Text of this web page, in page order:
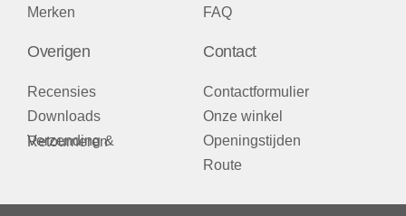
Merken
FAQ
Overigen
Recensies
Downloads
Verzending & Retourneren
Contact
Contactformulier
Onze winkel
Openingstijden
Route